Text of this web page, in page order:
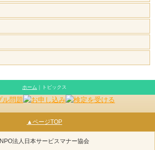
ホーム ｜トピックス
▲ページTOP
NPO法人日本サービスマナー協会